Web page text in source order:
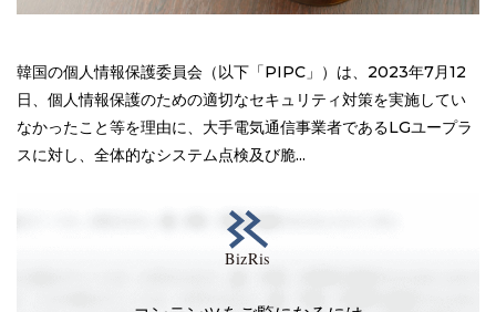
韓国の個人情報保護委員会（以下「PIPC」）は、2023年7月12
日、個人情報保護のための適切なセキュリティ対策を実施してい
なかったこと等を理由に、大手電気通信事業者であるLGユープラ
スに対し、全体的なシステム点検及び脆...